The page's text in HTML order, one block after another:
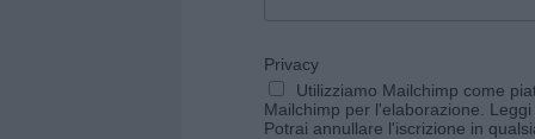
Privacy
Utilizziamo Mailchimp come
Mailchimp per l'elaborazione.
Potrai annullare l'iscrizione in